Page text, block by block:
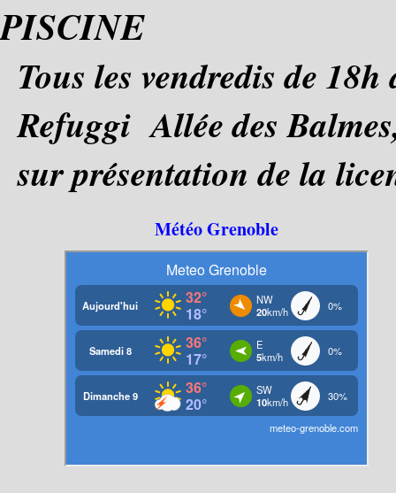
PISCINE
Tous les vendredis de
Refuggi Allée des
sur présentation de la
Météo Grenoble